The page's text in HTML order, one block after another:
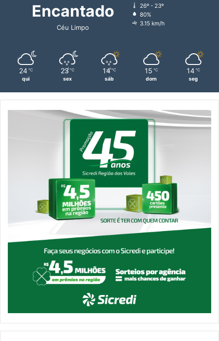
Encantado
Céu Limpo
26º - 23º
80%
3.15 km/h
24 ℃
qui
23 ℃
sex
14 ℃
sáb
15 ℃
dom
14 ℃
seg